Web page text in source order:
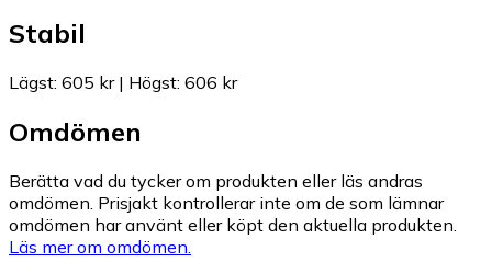
Stabil
Lägst: 605 kr| Högst: 606 kr
Omdömen
Berätta vad du tycker om produkten eller läs andras
omdömen. Prisjakt kontrollerar inte om de som lämnar
omdömen har använt eller köpt den aktuella produkten.
Läs mer om omdömen.